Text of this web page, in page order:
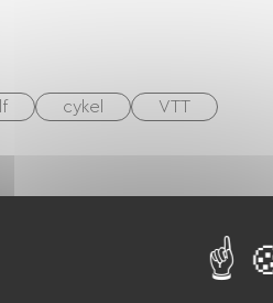
cykel VTT